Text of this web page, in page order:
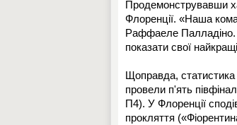
Продемонструвавши
Флоренції. «Наша
Раффаеле Палладіно.
показати свої
Щоправда, статистика
провели п'ять
П4). У Флоренції
прокляття